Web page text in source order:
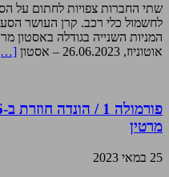
שתי החברות צפויות לחתום על
לחשמול כלי רכב. קרן העושר
המניות השנייה בגודלה באסטון
אוטוניוז, 26.06.2023 – אסטון
מרטין
25 במאי 2023